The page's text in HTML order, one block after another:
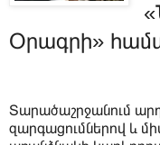
Օրագրի»
Տարածաշրջանում
զարգացումներով և